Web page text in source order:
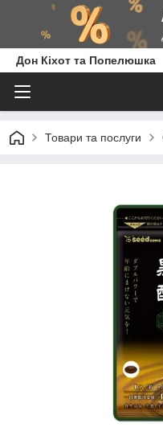
Дон Кіхот та Попелюшка
Товари та послуги